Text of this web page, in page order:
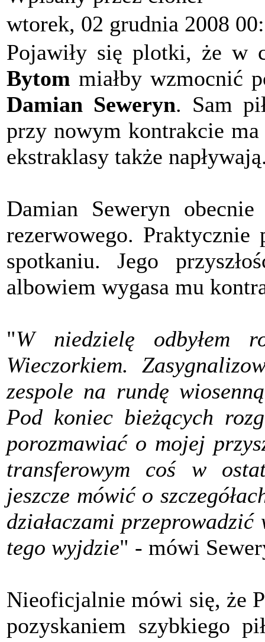
wtorek, 02 grudnia 2008
Pojawiły się plotki, że w
Bytom miałby wzmocnić
Damian Seweryn. Sam
przy nowym kontrakcie
ekstraklasy także
Damian Seweryn
rezerwowego.
spotkaniu. Jego
albowiem wygasa mu
"W niedzielę odbyłem
Wieczorkiem.
zespole na rundę
Pod koniec bieżących
porozmawiać o mojej
transferowym coś w
jeszcze mówić o
działaczami przeprowadzić
tego wyjdzie" - mówi
Nieoficjalnie mówi się, że
pozyskaniem szybkiego